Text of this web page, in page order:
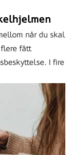
når du skal
fått
I fire